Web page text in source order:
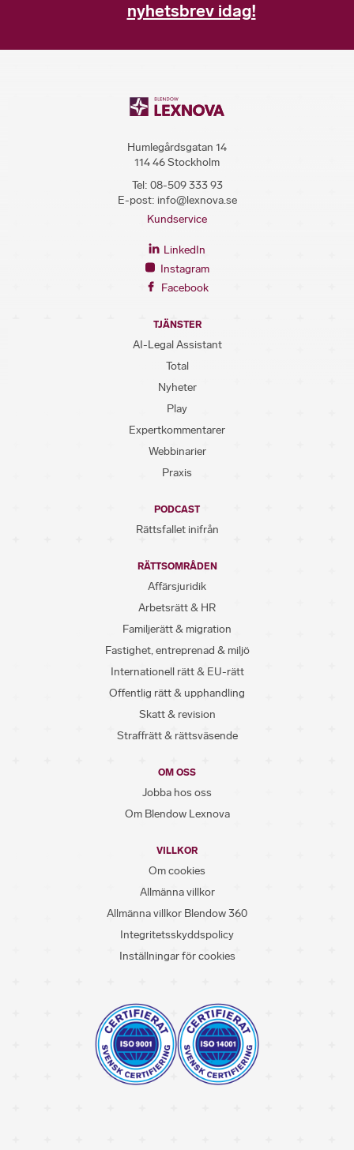
nyhetsbrev idag!
Humlegårdsgatan 14
114 46 Stockholm
Tel: 08-509 333 93
E-post: info@lexnova.se
Kundservice
LinkedIn
Instagram
Facebook
TJÄNSTER
AI-Legal Assistant
Total
Nyheter
Play
Expertkommentarer
Webbinarier
Praxis
PODCAST
Rättsfallet inifrån
RÄTTSOMRÅDEN
Affärsjuridik
Arbetsrätt & HR
Familjerätt & migration
Fastighet, entreprenad & miljö
Internationell rätt & EU-rätt
Offentlig rätt & upphandling
Skatt & revision
Straffrätt & rättsväsende
OM OSS
Jobba hos oss
Om Blendow Lexnova
VILLKOR
Om cookies
Allmänna villkor
Allmänna villkor Blendow 360
Integritetsskyddspolicy
Inställningar för cookies